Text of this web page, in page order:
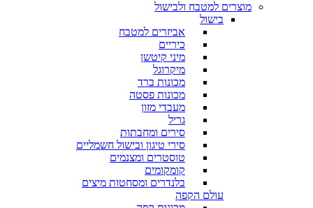
מוצרים למטבח ולבישול
בישול
אביזרים למטבח
כיריים
מיני קיטשן
מיקרוגל
מכונות ברד
מכונות פסטה
מעבדי מזון
גריל
סירים ומחבתות
סירי טיגון ובישול חשמליים
טוסטרים ומצנמים
קומקומים
בלנדרים ומסחטות מיצים
עולם הקפה